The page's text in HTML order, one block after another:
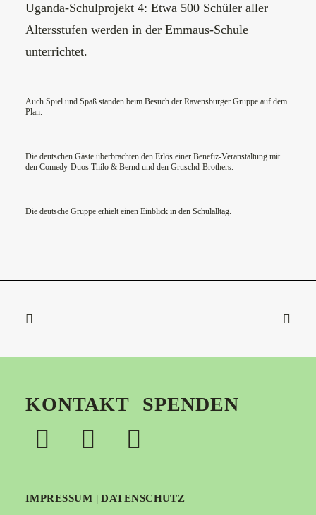
Uganda-Schulprojekt 4: Etwa 500 Schüler aller
Altersstufen werden in der Emmaus-Schule
unterrichtet.
Auch Spiel und Spaß standen beim Besuch der Ravensburger Gruppe auf dem
Plan.
Die deutschen Gäste überbrachten den Erlös einer Benefiz-Veranstaltung mit
den Comedy-Duos Thilo & Bernd und den Gruschd-Brothers.
Die deutsche Gruppe erhielt einen Einblick in den Schulalltag.
KONTAKT SPENDEN
IMPRESSUM |DATENSCHUTZ